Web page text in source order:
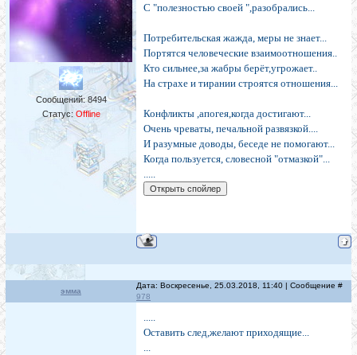
Сообщений:8494
Статус: Offline
С "полезностью своей ",разобрались...
Потребительская жажда, меры не знает...
Портятся человеческие взаимоотношения..
Кто сильнее,за жабры берёт,угрожает..
На страхе и тирании строятся отношения...
Конфликты ,апогея,когда достигают...
Очень чреваты, печальной развязкой....
И разумные доводы, беседе не помогают...
Когда пользуется, словесной "отмазкой"...
.....
эмма
Дата: Воскресенье, 25.03.2018, 11:40 | Сообщение #
978
.....
Оставить след,желают приходящие...
...